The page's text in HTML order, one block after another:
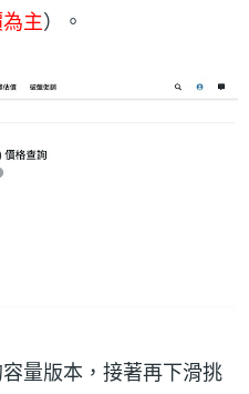
主）。
量版本，接著再下滑挑